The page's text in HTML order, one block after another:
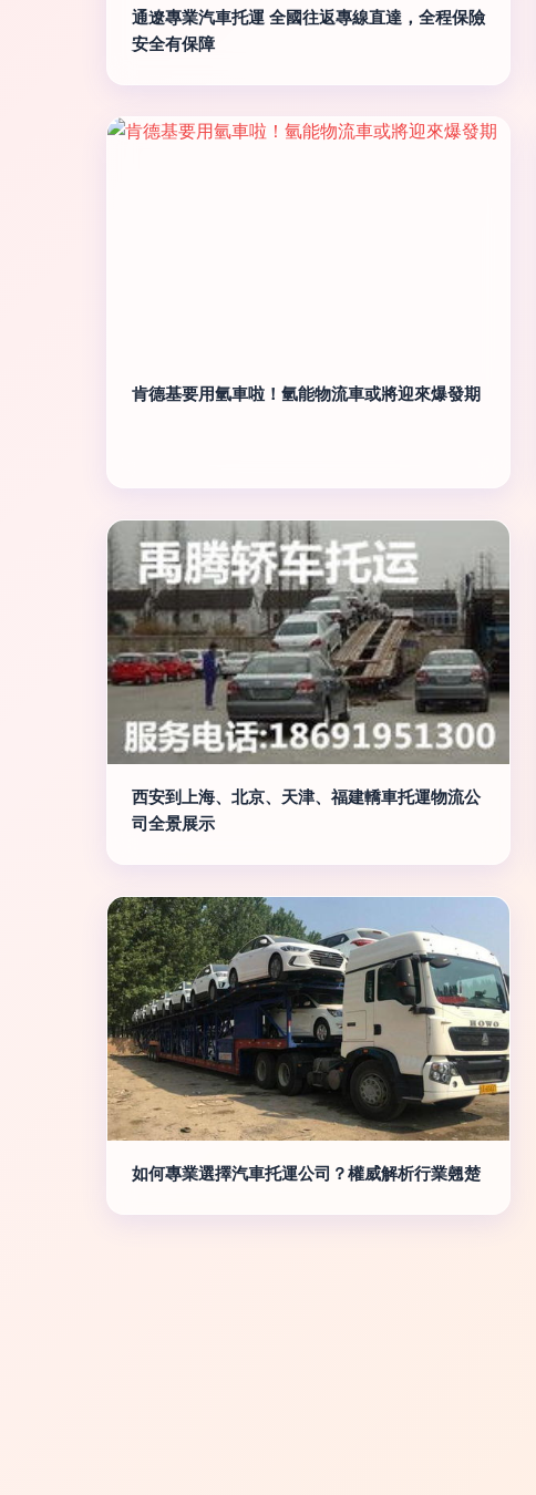
通遼專業汽車托運 全國往返專線直達，全程保險
安全有保障
肯德基要用氫車啦！氫能物流車或將迎來爆發期
西安到上海、北京、天津、福建轎車托運物流公
司全景展示
如何專業選擇汽車托運公司？權威解析行業翹楚